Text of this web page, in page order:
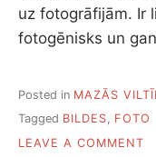
uz fotogrāfijām. Ir
fotogēnisks un
Posted in MAZĀS
Tagged BILDES, FOTO
LEAVE A COMMENT